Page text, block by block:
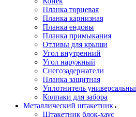
Планка торцевая
Планка карнизная
Планка ендовы
Планка примыкания
Отливы для крыши
Угол внутренний
Угол наружный
Снегозадержатели
Планка защитная
Уплотнитель
Колпаки для забора
Металлический штакетник
Штакетник блок-хаус